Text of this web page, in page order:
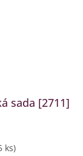
sada [2711]
ks)